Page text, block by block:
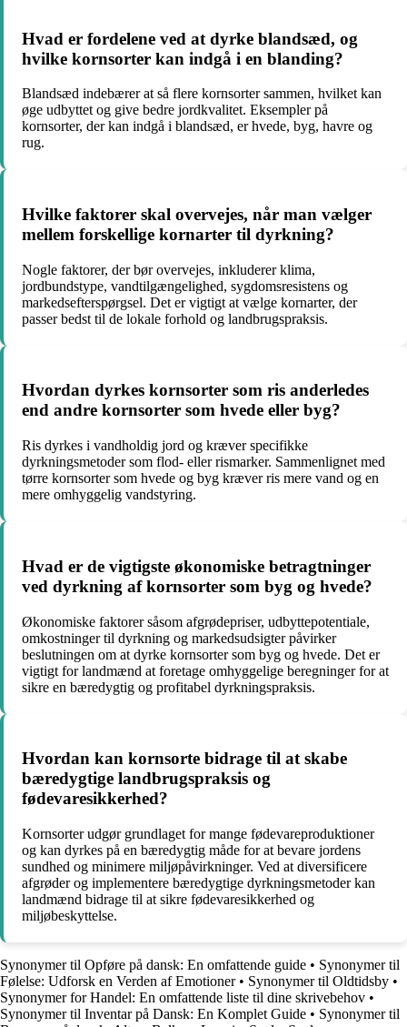
Hvad er fordelene ved at dyrke blandsæd, og
hvilke kornsorter kan indgå i en blanding?
Blandsæd indebærer at så flere kornsorter sammen, hvilket kan
øge udbyttet og give bedre jordkvalitet. Eksempler på
kornsorter, der kan indgå i blandsæd, er hvede, byg, havre og
rug.
Hvilke faktorer skal overvejes, når man vælger
mellem forskellige kornarter til dyrkning?
Nogle faktorer, der bør overvejes, inkluderer klima,
jordbundstype, vandtilgængelighed, sygdomsresistens og
markedsefterspørgsel. Det er vigtigt at vælge kornarter, der
passer bedst til de lokale forhold og landbrugspraksis.
Hvordan dyrkes kornsorter som ris anderledes
end andre kornsorter som hvede eller byg?
Ris dyrkes i vandholdig jord og kræver specifikke
dyrkningsmetoder som flod- eller rismarker. Sammenlignet med
tørre kornsorter som hvede og byg kræver ris mere vand og en
mere omhyggelig vandstyring.
Hvad er de vigtigste økonomiske betragtninger
ved dyrkning af kornsorter som byg og hvede?
Økonomiske faktorer såsom afgrødepriser, udbyttepotentiale,
omkostninger til dyrkning og markedsudsigter påvirker
beslutningen om at dyrke kornsorter som byg og hvede. Det er
vigtigt for landmænd at foretage omhyggelige beregninger for at
sikre en bæredygtig og profitabel dyrkningspraksis.
Hvordan kan kornsorte bidrage til at skabe
bæredygtige landbrugspraksis og
fødevaresikkerhed?
Kornsorter udgør grundlaget for mange fødevareproduktioner
og kan dyrkes på en bæredygtig måde for at bevare jordens
sundhed og minimere miljøpåvirkninger. Ved at diversificere
afgrøder og implementere bæredygtige dyrkningsmetoder kan
landmænd bidrage til at sikre fødevaresikkerhed og
miljøbeskyttelse.
Synonymer til Opføre på dansk: En omfattende guide • Synonymer til
Følelse: Udforsk en Verden af Emotioner• Synonymer til Oldtidsby •
Synonymer for Handel: En omfattende liste til dine skrivebehov •
Synonymer til Inventar på Dansk: En Komplet Guide • Synonymer til